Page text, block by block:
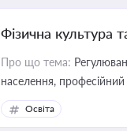
Фізична культура
Про що тема:
населення,
ефективної реалізації
Освіта